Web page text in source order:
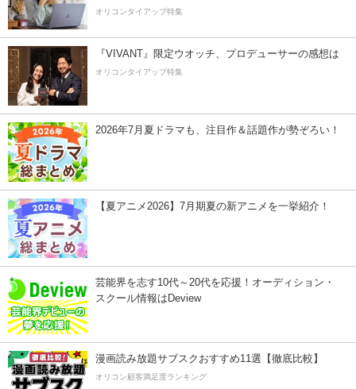
オリコンタイアップ特集
『VIVANT』限定ウオッチ、プロデューサーの感想は
オリコンタイアップ特集
2026年7月夏ドラマも、注目作＆話題作が勢ぞろい！
【夏アニメ2026】7月期夏の新アニメを一挙紹介！
芸能界を志す10代～20代を応援！オーディション・
スクール情報はDeview
漫画読み放題サブスクおすすめ11選【徹底比較】
オリコン顧客満足度ランキング